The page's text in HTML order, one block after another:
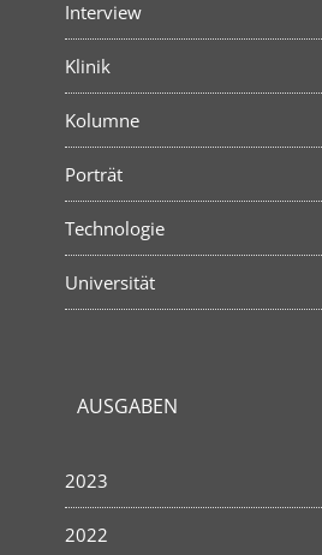
Interview
Klinik
Kolumne
Porträt
Technologie
Universität
AUSGABEN
2023
2022